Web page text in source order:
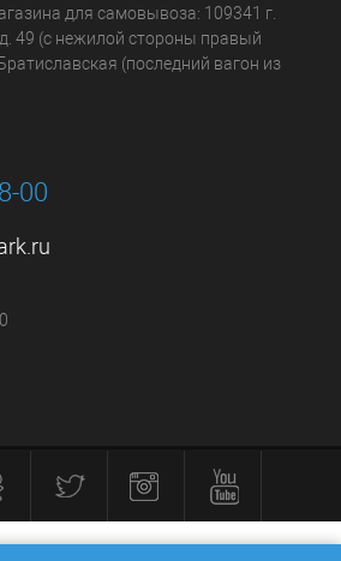
для самовывоза: 109341 г.
49 (с нежилой стороны правый
(последний вагон из
00